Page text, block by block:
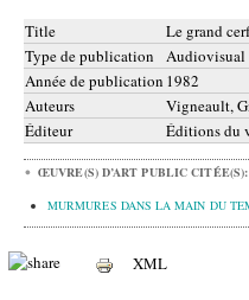
Title
Le grand
Type de publication
Audiovisual
Année de publication 1982
Auteurs
Vigneault,
Éditeur
Éditions du
ŒUVRE(S) D’ART PUBLIC CITÉE(S):
MURMURES DANS LA MAIN DU
XML